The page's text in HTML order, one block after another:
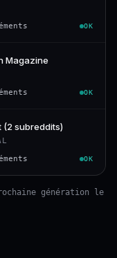
OK
Magazine
OK
(2 subreddits)
OK
génération le